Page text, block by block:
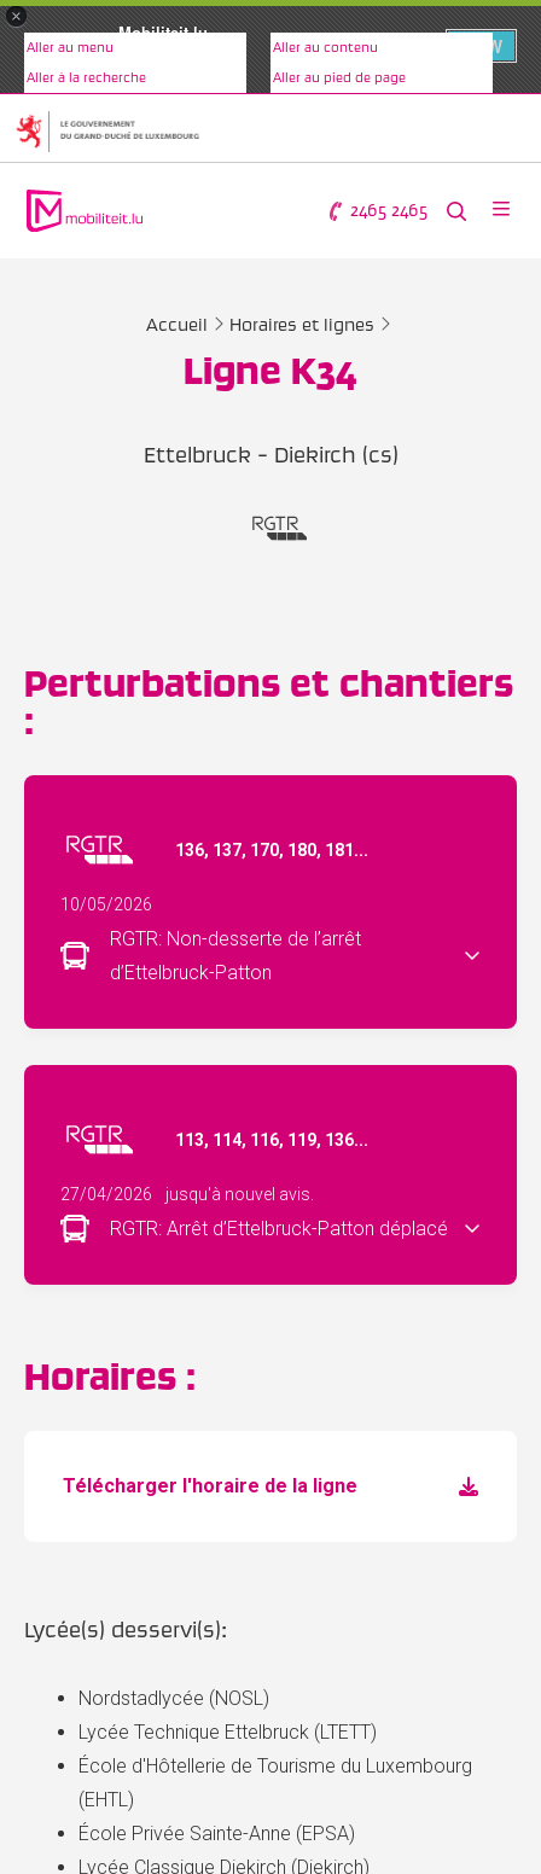
×
Mobiliteit.lu
VIEW
Aller au menu Aller au contenu
Aller à la recherche Aller au pied de page
2465 2465
Accueil Horaires et lignes
Ligne K34
Ettelbruck - Diekirch (cs)
Perturbations et chantiers
:
136, 137, 170, 180, 181...
10/05/2026
RGTR: Non-desserte de l’arrêt
d’Ettelbruck-Patton
113, 114, 116, 119, 136...
27/04/2026 jusqu'à nouvel avis.
RGTR: Arrêt d’Ettelbruck-Patton déplacé
Horaires :
Télécharger l'horaire de la ligne
Lycée(s) desservi(s):
Nordstadlycée (NOSL)
Lycée Technique Ettelbruck (LTETT)
École d'Hôtellerie de Tourisme du Luxembourg
(EHTL)
École Privée Sainte-Anne (EPSA)
Lycée Classique Diekirch (Diekirch)